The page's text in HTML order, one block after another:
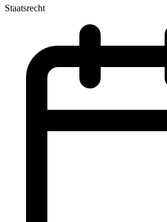
Staatsrecht